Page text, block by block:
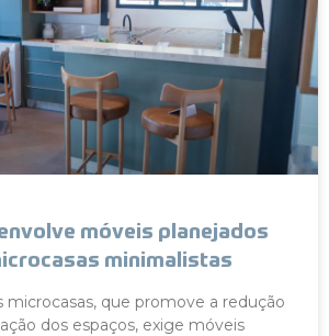
móveis planejados
minimalistas
microcasas, que promove a redução
dos espaços, exige móveis